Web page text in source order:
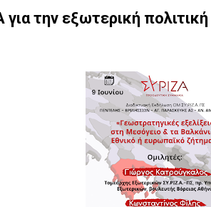
την εξωτερική πολιτική